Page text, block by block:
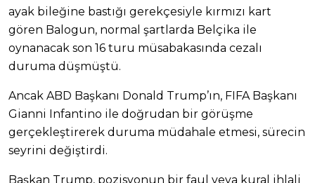
ayak bileğine bastığı gerekçesiyle kırmızı kart
gören Balogun, normal şartlarda Belçika ile
oynanacak son 16 turu müsabakasında cezalı
duruma düşmüştü.
Ancak ABD Başkanı Donald Trump’ın, FIFA Başkanı
Gianni Infantino ile doğrudan bir görüşme
gerçekleştirerek duruma müdahale etmesi, sürecin
seyrini değiştirdi.
Başkan Trump, pozisyonun bir faul veya kural ihlali